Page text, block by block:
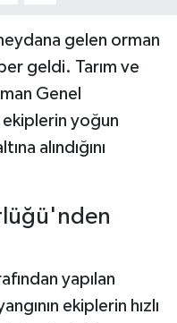
gelen orman
geldi. Tarım ve
Genel
ekiplerin yoğun
alındığını
yapılan
ekiplerin hızlı